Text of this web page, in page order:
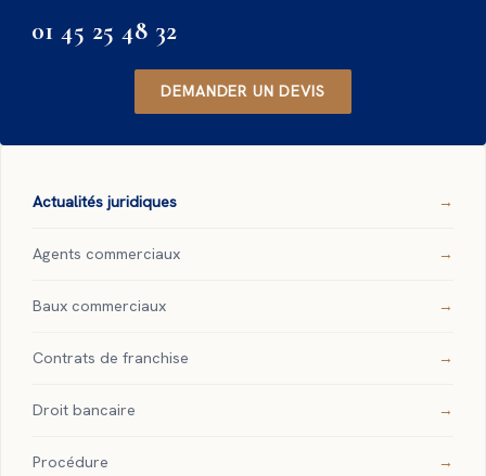
01 45 25 48 32
DEMANDER UN DEVIS
Actualités juridiques
Agents commerciaux
Baux commerciaux
Contrats de franchise
Droit bancaire
Procédure